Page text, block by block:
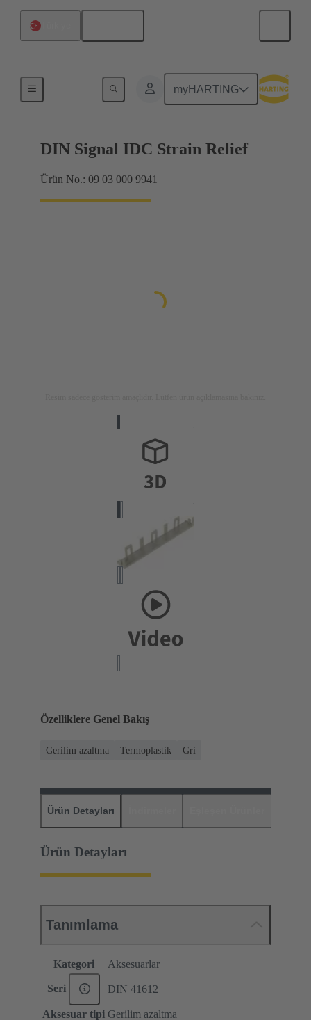
myHARTING
Anakarttan ek karta bağlantı
DIN Signal IDC Strain Relief
Ürün No.: 09 03 000 9941
Özelliklere Genel Bakış
Gerilim azaltma Termoplastik Gri
Ürün Detayları
Ürün Detayları
Tanımlama
Kategori Aksesuarlar
Seri DIN 41612
Aksesuar tipi Gerilim azaltma